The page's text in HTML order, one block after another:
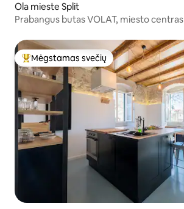
Ola mieste Split
Prabangus butas VOLAT, miesto centras
Svečių mėgstamiausias
Mėgstamas svečių